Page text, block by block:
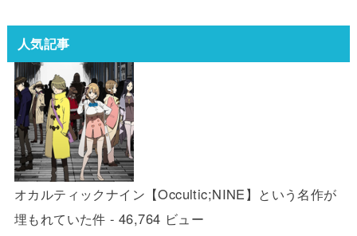
人気記事
オカルティックナイン【Occultic;NINE】という名作が
埋もれていた件 - 46,764 ビュー